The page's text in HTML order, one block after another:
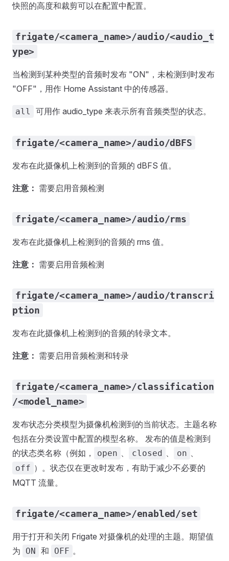
快照的高度和裁剪可以在配置中配置。
frigate/<camera_name>/audio/<audio_t
ype>
当检测到某种类型的音频时发布 "ON"，未检测到时发布
"OFF"，用作 Home Assistant 中的传感器。
all 可用作 audio_type 来表示所有音频类型的状态。
frigate/<camera_name>/audio/dBFS
发布在此摄像机上检测到的音频的 dBFS 值。
注意： 需要启用音频检测
frigate/<camera_name>/audio/rms
发布在此摄像机上检测到的音频的 rms 值。
注意： 需要启用音频检测
frigate/<camera_name>/audio/transcri
ption
发布在此摄像机上检测到的音频的转录文本。
注意： 需要启用音频检测和转录
frigate/<camera_name>/classification
/<model_name>
发布状态分类模型为摄像机检测到的当前状态。主题名称
包括在分类设置中配置的模型名称。 发布的值是检测到
的状态类名称（例如，
open 、 closed 、 on 、
off ）。状态仅在更改时发布，有助于减少不必要的
MQTT 流量。
frigate/<camera_name>/enabled/set
用于打开和关闭 Frigate 对摄像机的处理的主题。期望值
为
ON 和 OFF 。